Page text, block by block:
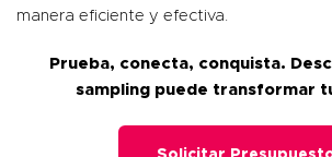
manera eficiente y efectiva.
Prueba, conecta, conquista.
sampling puede transformar